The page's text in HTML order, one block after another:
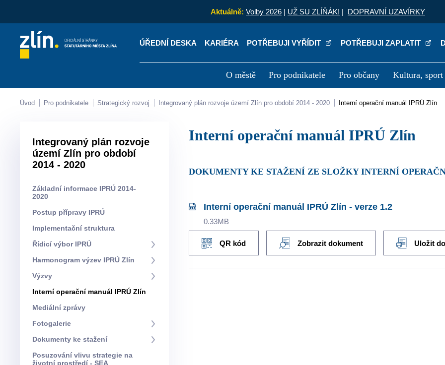
Aktuálně: Volby 2026 | UŽ SU ZLÍŇÁK! | DOPRAVNÍ UZAVÍRKY
ÚŘEDNÍ DESKA KARIÉRA POTŘEBUJI VYŘÍDIT POTŘEBUJI ZAPLATIT
O městě Pro podnikatele Pro občany Kultura, sport
Kontakty Úřední deska Kariéra
Úvod Pro podnikatele Strategický rozvoj Integrovaný plán rozvoje území Zlín pro období 2014 - 2020 Interní operační manuál IPRÚ Zlín
Integrovaný plán rozvoje
území Zlín pro období
2014 - 2020
Základní informace IPRÚ 2014-
2020
Postup přípravy IPRÚ
Implementační struktura
Řídicí výbor IPRÚ
Harmonogram výzev IPRÚ Zlín
Výzvy
Interní operační manuál IPRÚ Zlín
Mediální zprávy
Fotogalerie
Dokumenty ke stažení
Posuzování vlivu strategie na
životní prostředí - SEA
Interní operační manuál IPRÚ Zlín
DOKUMENTY KE STAŽENÍ ZE SLOŽKY INTERNÍ
Interní operační manuál IPRÚ Zlín - verze 1.2
0.33MB
QR kód Zobrazit dokument Uložit